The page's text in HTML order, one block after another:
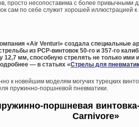
просто несопоставима с более привычными
сам по себе служит хорошей иллюстрацией
«Air Venturi» создала специальные
из PCP-винтовок 50-го и 357-го
12,7 мм, способную стрелять не только ими
— в статьях «Стрелы для
к новейшим моделям могучих турецких
пружинно-поршневой пневматики.
поршневая
Carnivore»